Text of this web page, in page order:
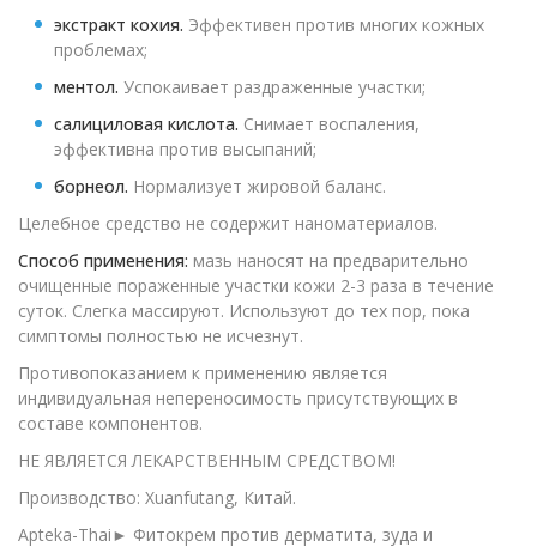
экстракт кохия. Эффективен против многих кожных
проблемах;
ментол. Успокаивает раздраженные участки;
салициловая кислота. Снимает воспаления,
эффективна против высыпаний;
борнеол. Нормализует жировой баланс.
Целебное средство не содержит наноматериалов.
Способ применения: мазь наносят на предварительно
очищенные пораженные участки кожи 2-3 раза в течение
суток. Слегка массируют. Используют до тех пор, пока
симптомы полностью не исчезнут.
Противопоказанием к применению является
индивидуальная непереносимость присутствующих в
составе компонентов.
НЕ ЯВЛЯЕТСЯ ЛЕКАРСТВЕННЫМ СРЕДСТВОМ!
Производство: Xuanfutang, Китай.
Apteka-Thai► Фитокрем против дерматита, зуда и